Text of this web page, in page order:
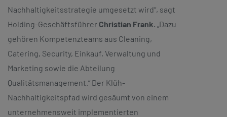
Nachhaltigkeitsstrategie umgesetzt wird“, sagt
Holding-Geschäftsführer Christian Frank. „Dazu
gehören Kompetenzteams aus Cleaning,
Catering, Security, Einkauf, Verwaltung und
Marketing sowie die Abteilung
Qualitätsmanagement.“ Der Klüh-
Nachhaltigkeitspfad wird gesäumt von einem
unternehmensweit implementierten